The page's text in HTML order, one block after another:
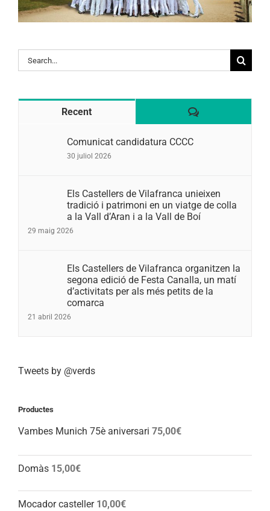
Search
for:
Recent Comentaris
Comunicat candidatura CCCC
30 juliol 2026
Els Castellers de Vilafranca unieixen
tradició i patrimoni en un viatge de colla
a la Vall d’Aran i a la Vall de Boí
29 maig 2026
Els Castellers de Vilafranca organitzen la
segona edició de Festa Canalla, un matí
d’activitats per als més petits de la
comarca
21 abril 2026
Tweets by @verds
Productes
Vambes Munich 75è aniversari 75,00€
Domàs 15,00€
Mocador casteller 10,00€